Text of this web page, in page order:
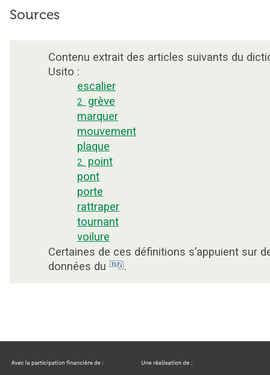
Sources
Contenu extrait des articles suivants du
Usito :
escalier
2. grève
marquer
mouvement
plaque
2. point
pont
porte
rattraper
tournant
voilure
Certaines de ces définitions s’appuient sur
données du
.